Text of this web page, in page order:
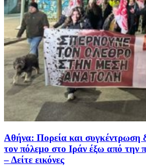
Αθήνα: Πορεία και συγκέντρωση
τον πόλεμο στο Ιράν έξω από
– Δείτε εικόνες